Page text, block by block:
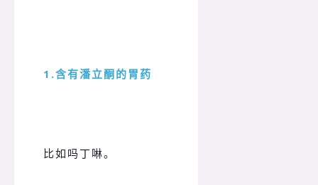
1.含有潘立酮的胃药
比如吗丁啉。